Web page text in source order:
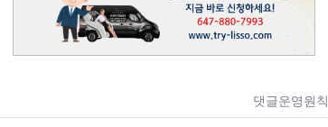
댓글운영원칙